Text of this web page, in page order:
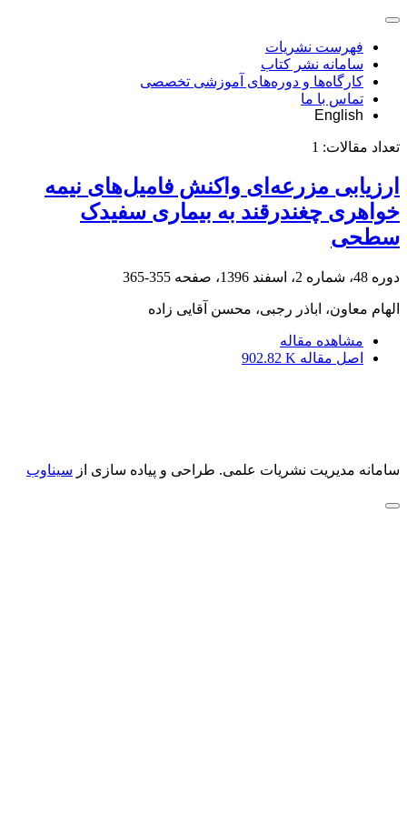
فهرست نشریات
سامانه نشر کتاب
کارگاه‌ها و دوره‌های آموزشی تخصصی
تماس با ما
English
تعداد مقالات: 1
ارزیابی مزرعه‌ای واکنش فامیل‌های نیمه
خواهری چغندرقند به بیماری سفیدک
سطحی
دوره 48، شماره 2، اسفند 1396، صفحه 355-365
الهام معاون، اباذر رجبی، محسن آقایی زاده
مشاهده مقاله
اصل مقاله 902.82 K
سامانه مدیریت نشریات علمی. طراحی و پیاده سازی از سیناوب